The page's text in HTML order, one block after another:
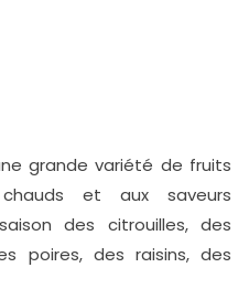
grande variété de fruits
et aux saveurs
des citrouilles, des
poires, des raisins, des